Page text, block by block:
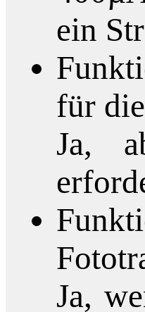
ein
für
Ja,
Ja,